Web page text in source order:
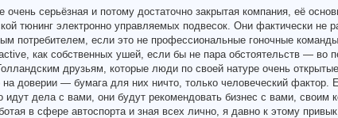
очень серьёзная и потому достаточно закрытая компания, её
тюнинг электронно управляемых подвесок. Они фактически не
потребителем, если это не профессиональные гоночные
как собственных ушей, если бы не пара обстоятельств — во
друзьям, которые люди по своей натуре очень
на доверии — бумага для них ничто, только человеческий фактор.
идут дела с вами, они будут рекомендовать бизнес с вами, своим
в сфере автоспорта и зная всех лично, я давно к этому